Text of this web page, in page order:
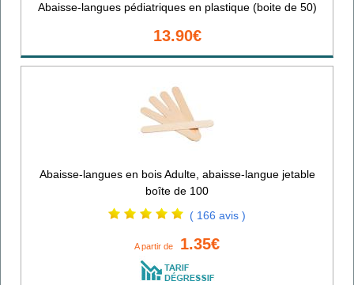
Abaisse-langues pédiatriques en plastique (boite de 50)
13.90€
Abaisse-langues en bois Adulte, abaisse-langue jetable
boîte de 100
( 166 avis )
A partir de 1.35€